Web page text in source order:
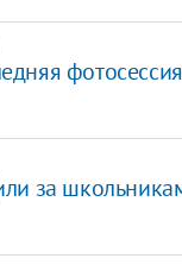
за